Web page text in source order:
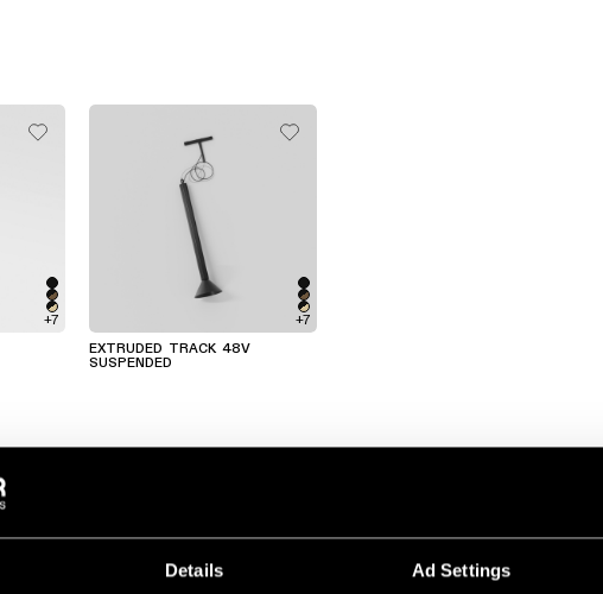
Details Ad Settings
+7 +7
EXTRUDED TRACK 48V
SUSPENDED